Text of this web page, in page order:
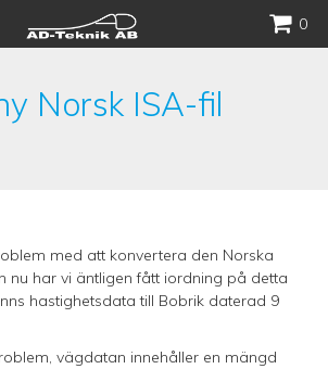
0
Norsk ISA-fil
med att konvertera den Norska
nu har vi äntligen fått iordning på detta
hastighetsdata till Bobrik daterad 9
vägdatan innehåller en mängd